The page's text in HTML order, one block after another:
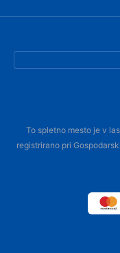
To spletno mesto je v
registrirano pri